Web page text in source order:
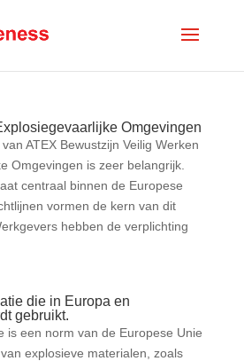
Omgevingen
ATEX Bewustzijn Veilig Werken
Omgevingen is zeer belangrijk.
centraal binnen de Europese
vormen de kern van dit
hebben de verplichting
die in Europa en
gebruikt.
is een norm van de Europese Unie
explosieve materialen, zoals